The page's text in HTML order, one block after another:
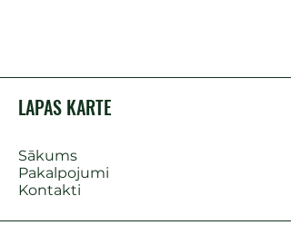
LAPAS KARTE
Sākums
Pakalpojumi
Kontakti